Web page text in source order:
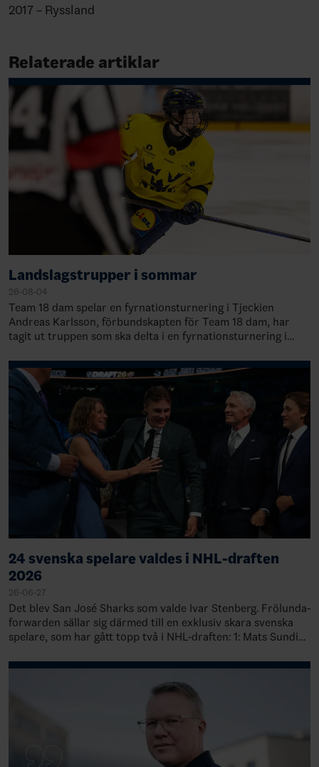
2017 – Ryssland
Relaterade artiklar
Landslagstrupper i sommar
26-08-04
Team 18 dam spelar en fyrnationsturnering i Tjeckien
Andreas Karlsson, förbundskapten för Team 18 dam, har
tagit ut truppen som ska delta i en fyrnationsturnering i
24 svenska spelare valdes i NHL-draften
2026
26-06-27
Det blev San José Sharks som valde Ivar Stenberg. Frölunda-
forwarden sällar sig därmed till en exklusiv skara svenska
spelare, som har gått topp två i NHL-draften: 1: Mats Sundin,